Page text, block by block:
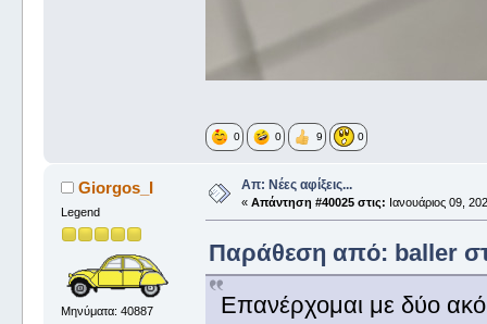
0 0 9 0
Giorgos_I
Legend
Μηνύματα: 40887
Απ: Νέες αφίξεις...
« Απάντηση #40025 στις: Ιανουάριος 09,
Παράθεση από: baller
Επανέρχομαι με δύο